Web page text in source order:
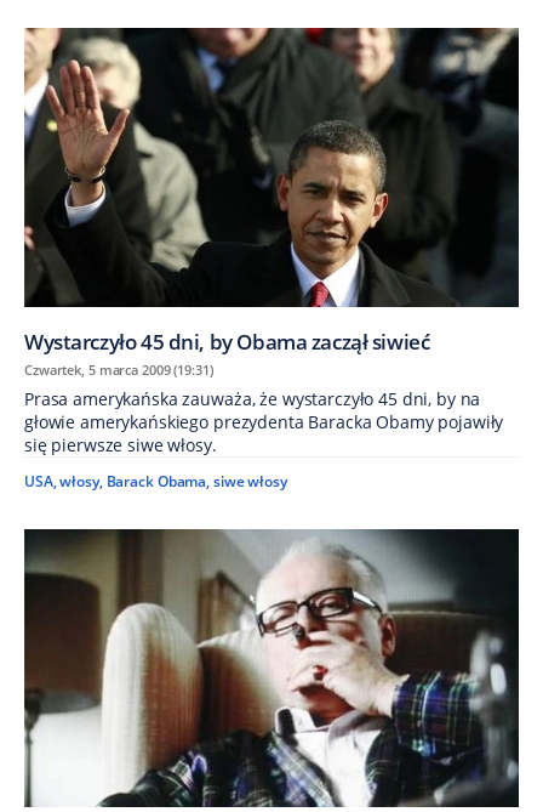
Wystarczyło 45 dni, by Obama zaczął siwieć
Czwartek, 5 marca 2009 (19:31)
Prasa amerykańska zauważa, że wystarczyło 45 dni, by na
głowie amerykańskiego prezydenta Baracka Obamy pojawiły
się pierwsze siwe włosy.
USA,włosy, Barack Obama,siwe włosy